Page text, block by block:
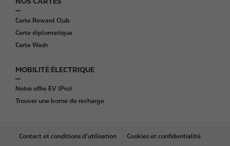
Carte Reward Club
Carte diplomatique
Carte Wash
MOBILITÉ ÉLECTRIQUE
Notre offre EV (Pro)
Trouver une borne de recharge
B
Contact et conditions d'utilisation Cookies et confidentialité